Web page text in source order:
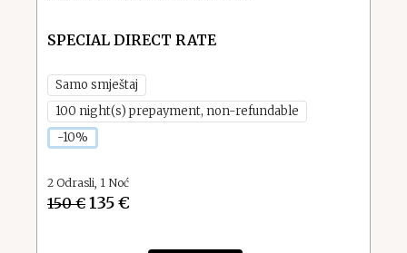
SPECIAL DIRECT RATE
Samo smještaj
100 night(s) prepayment, non-refundable
-10%
2 Odrasli 1 Noć
150 € 135 €